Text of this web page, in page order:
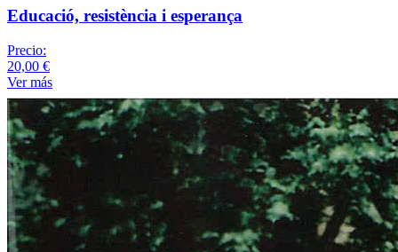
Educació, resistència i esperança
Precio:
20,00 €
Ver más